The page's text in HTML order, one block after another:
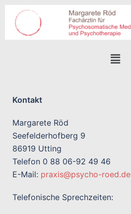
Kontakt
Margarete Röd
Seefelderhofberg 9
86919 Utting
Telefon 0 88 06-92 49 46
E-Mail: praxis@psycho-roed.de
Telefonische Sprechzeiten: